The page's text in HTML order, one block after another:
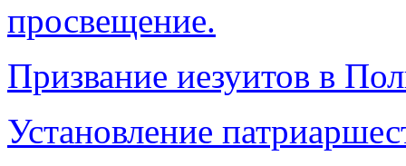
просвещение.
Призвание иезуитов в
Установление